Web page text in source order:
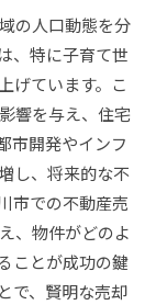
ぐ方法
めの注意点
のポイント
確認
ラブルを回避
の基礎知識
き基本
選び方
の人口動態を分
、特に子育て世
げています。こ
響を与え、住宅
市開発やインフ
し、将来的な不
市での不動産売
、物件がどのよ
ことが成功の鍵
で、賢明な売却